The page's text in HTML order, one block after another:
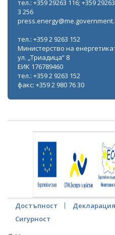
тел.: +359 29263 116; +359
3 256
тел.: +359 2 9263 152
Министерство на
ул. „Триадица“ 8
ЕИК 176789460
тел.: +359 2 9263 152
факс: +359 2 980 76 30
Достъпност
Сигурност